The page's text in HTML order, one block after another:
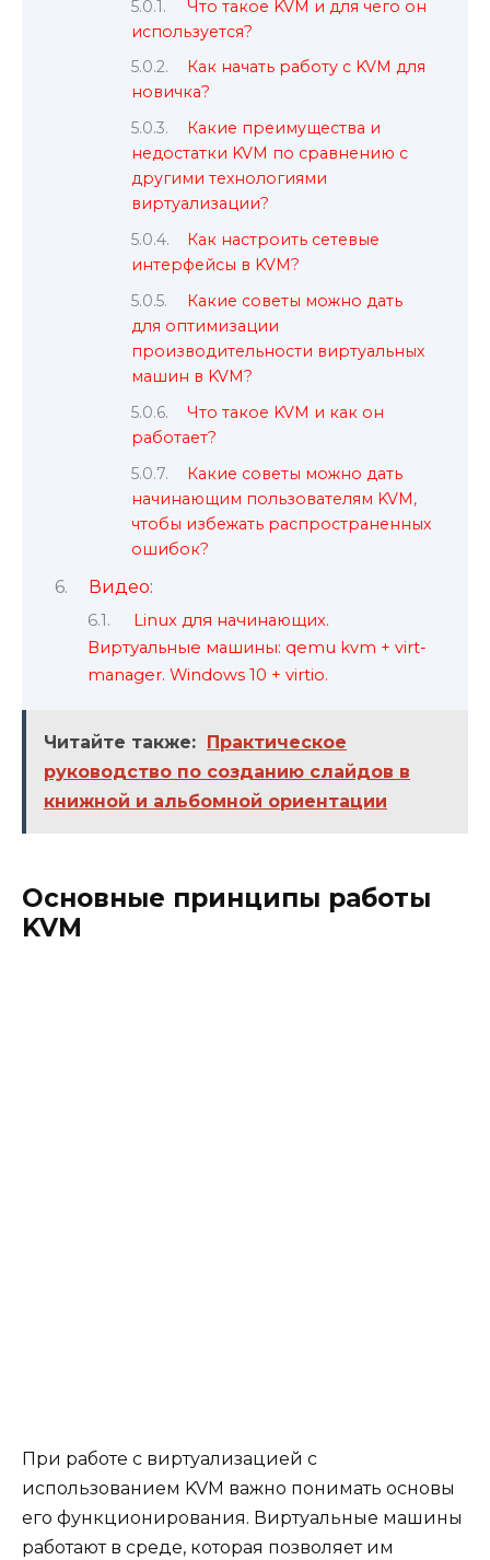
Что такое KVM и для чего он
используется?
Как начать работу с KVM для
новичка?
Какие преимущества и
недостатки KVM по сравнению с
другими технологиями
виртуализации?
Как настроить сетевые
интерфейсы в KVM?
Какие советы можно дать
для оптимизации
производительности виртуальных
машин в KVM?
Что такое KVM и как он
работает?
Какие советы можно дать
начинающим пользователям KVM,
чтобы избежать распространенных
ошибок?
Видео:
Linux для начинающих.
Виртуальные машины: qemu kvm + virt-
manager. Windows 10 + virtio.
Читайте также:
Практическое
руководство по созданию слайдов в
книжной и альбомной ориентации
Основные принципы работы
KVM
При работе с виртуализацией с
использованием KVM важно понимать основы
его функционирования. Виртуальные машины
работают в среде, которая позволяет им